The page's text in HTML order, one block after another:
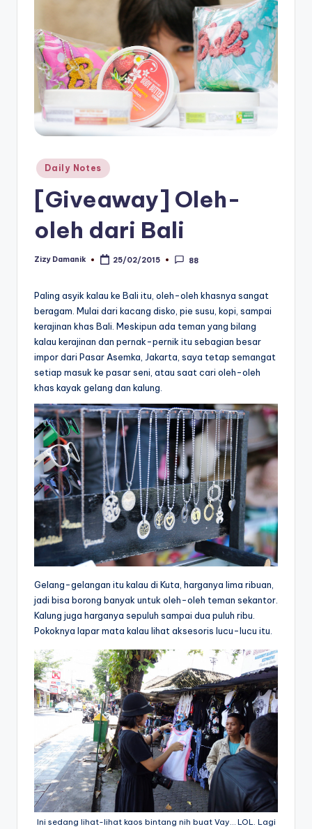
Posted
in
Daily Notes
[Giveaway] Oleh-
oleh dari Bali
Posted
Zizy Damanik 25/02/2015 88
Paling asyik kalau ke Bali itu, oleh-oleh khasnya sangat
beragam. Mulai dari kacang disko, pie susu, kopi, sampai
kerajinan khas Bali. Meskipun ada teman yang bilang
kalau kerajinan dan pernak-pernik itu sebagian besar
impor dari Pasar Asemka, Jakarta, saya tetap semangat
setiap masuk ke pasar seni, atau saat cari oleh-oleh
khas kayak gelang dan kalung.
Gelang-gelangan itu kalau di Kuta, harganya lima ribuan,
jadi bisa borong banyak untuk oleh-oleh teman sekantor.
Kalung juga harganya sepuluh sampai dua puluh ribu.
Pokoknya lapar mata kalau lihat aksesoris lucu-lucu itu.
Ini sedang lihat-lihat kaos bintang nih buat Vay… LOL. Lagi